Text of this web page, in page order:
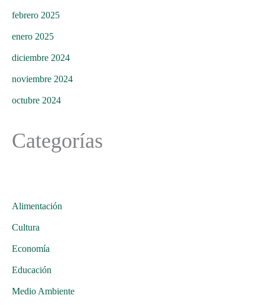
febrero 2025
enero 2025
diciembre 2024
noviembre 2024
octubre 2024
Categorías
Alimentación
Cultura
Economía
Educación
Medio Ambiente